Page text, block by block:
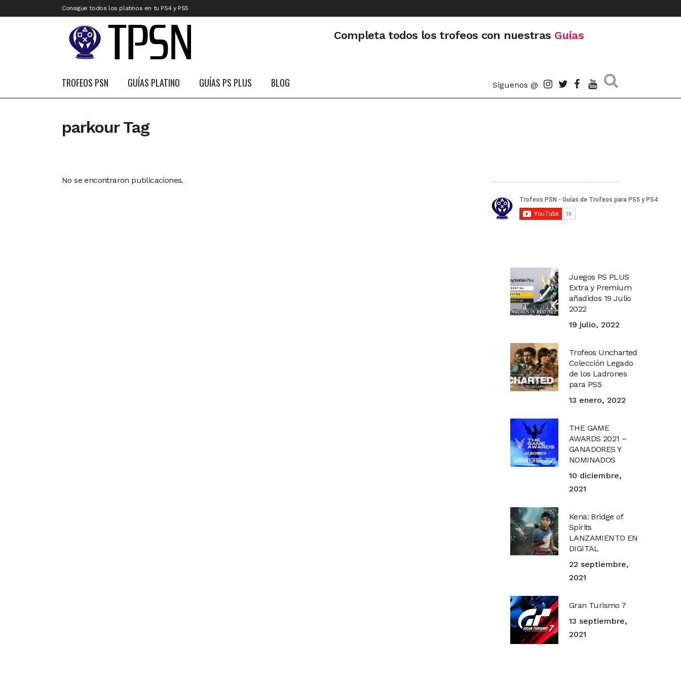
Consigue todos los platinos en tu PS4 y PS5
Completa todos los trofeos con nuestras Guías
TROFEOS PSN GUÍAS PLATINO GUÍAS PS PLUS BLOG Siguenos @
parkour Tag
No se encontraron publicaciones.
Juegos PS PLUS
Extra y Premium
añadidos 19 Julio
2022
19 julio, 2022
Trofeos Uncharted
Colección Legado
de los Ladrones
para PS5
13 enero, 2022
THE GAME
AWARDS 2021 –
GANADORES Y
NOMINADOS
10 diciembre,
2021
Kena: Bridge of
Spirits
LANZAMIENTO EN
DIGITAL
22 septiembre,
2021
Gran Turismo 7
13 septiembre,
2021